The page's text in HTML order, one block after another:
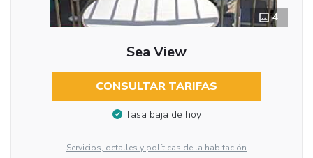
4
Sea View
CONSULTAR TARIFAS
Tasa baja de hoy
Servicios, detalles y políticas de la habitación